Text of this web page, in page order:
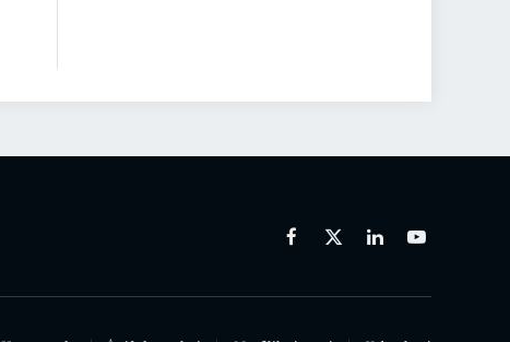
Facebook
X
LinkedinYoutube